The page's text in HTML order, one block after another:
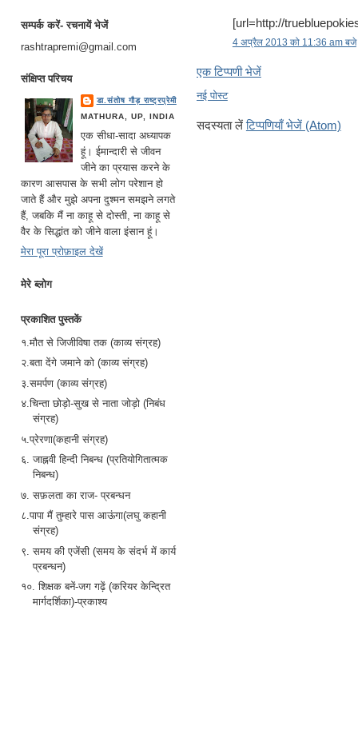
सम्पर्क करें- रचनायें भेजें
rashtrapremi@gmail.com
संक्षिप्त परिचय
डा.संतोष गौड़ राष्ट्रप्रेमी
MATHURA, UP, INDIA
एक सीधा-सादा अध्यापक
हूं। ईमान्दारी से जीवन
जीने का प्रयास करने के
कारण आसपास के सभी लोग परेशान हो
जाते हैं और मुझे अपना दुश्मन समझने लगते
हैं, जबकि मैं ना काहू से दोस्ती, ना काहू से
वैर के सिद्धांत को जीने वाला इंसान हूं।
मेरा पूरा प्रोफ़ाइल देखें
मेरे ब्लोग
प्रकाशित पुस्तकें
१.मौत से जिजीविषा तक (काव्य संग्रह)
२.बता देंगे जमाने को (काव्य संग्रह)
३.समर्पण (काव्य संग्रह)
४.चिन्ता छोड़ो-सुख से नाता जोड़ो (निबंध
संग्रह)
५.प्रेरणा(कहानी संग्रह)
६. जाह्नवी हिन्दी निबन्ध (प्रतियोगितात्मक
निबन्ध)
७. सफ़लता का राज- प्रबन्धन
८.पापा मैं तुम्हारे पास आऊंगा(लघु कहानी
संग्रह)
९. समय की एजेंसी (समय के संदर्भ में कार्य
प्रबन्धन)
१०. शिक्षक बनें-जग गढ़ें (करियर केन्द्रित
मार्गदर्शिका)-प्रकाश्य
[url=http://
4 अप्रैल 2013 को 11:36 am बजे
एक टिप्पणी भेजें
नई पोस्ट
सदस्यता लेंटिप्पणियाँ भेजें (Atom)